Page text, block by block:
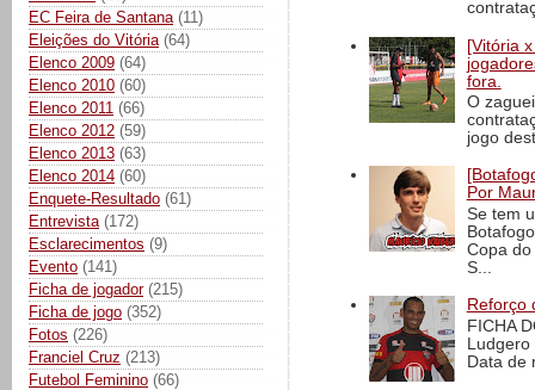
EC Feira de Santana (11)
Eleições do Vitória (64)
Elenco 2009 (64)
Elenco 2010 (60)
Elenco 2011 (66)
Elenco 2012 (59)
Elenco 2013 (63)
Elenco 2014 (60)
Enquete-Resultado (61)
Entrevista (172)
Esclarecimentos (9)
Evento (141)
Ficha de jogador (215)
Ficha de jogo (352)
Fotos (226)
Franciel Cruz (213)
Futebol Feminino (66)
[Vitória
fora.
O
jogo
Por
Se tem
Copa
S...
Reforço
FICHA
Ludgero
Data de